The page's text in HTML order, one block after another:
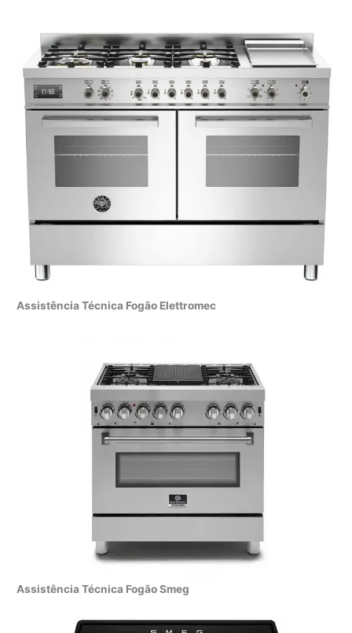
Assistência Técnica Fogão Elettromec
Assistência Técnica Fogão Smeg